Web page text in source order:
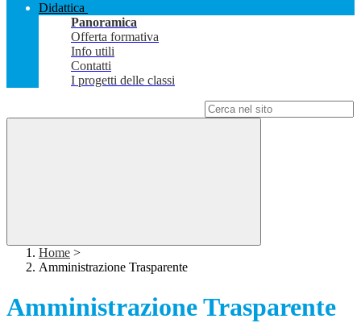
Didattica
Panoramica
Offerta formativa
Info utili
Contatti
I progetti delle classi
Home >
Amministrazione Trasparente
Amministrazione Trasparente